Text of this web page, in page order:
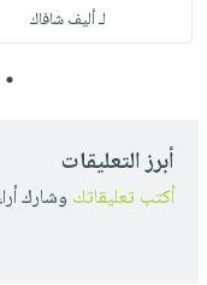
لـ أليف شافاك
1
أبرز التعليقات
أكتب تعليقاتك وشارك